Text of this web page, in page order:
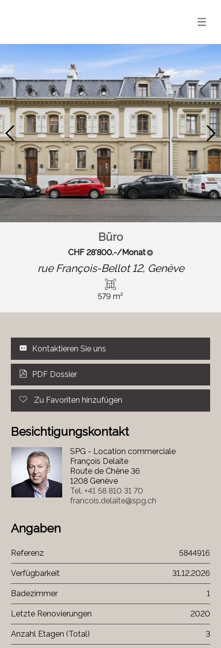
Büro
CHF 28'800.-/Monat
rue François-Bellot 12, Genève
579 m²
Kontaktieren Sie uns
PDF Dossier
Zu Favoriten hinzufügen
Besichtigungskontakt
SPG - Location commerciale
François Delaite
Route de Chêne 36
1208 Genève
Tel. +41 58 810 31 70
francois.delaite@spg.ch
Angaben
Referenz 5844916
Verfügbarkeit 31.12.2026
Badezimmer 1
Letzte Renovierungen 2020
Anzahl Etagen (Total) 3